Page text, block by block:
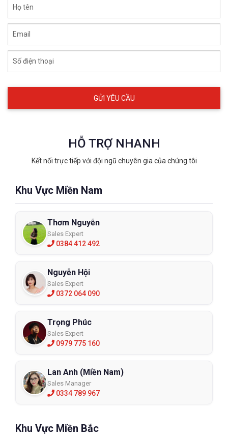
Họ tên
Email
Số điện thoại
HỖ TRỢ NHANH
Kết nối trực tiếp với đội ngũ chuyên gia của chúng tôi
Khu Vực Miền Nam
Thơm Nguyễn
Sales Expert
0384 412 492
Nguyễn Hội
Sales Expert
0372 064 090
Trọng Phúc
Sales Expert
0979 775 160
Lan Anh (Miền Nam)
Sales Manager
0334 789 967
Khu Vực Miền Bắc